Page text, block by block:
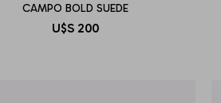
CAMPO BOLD SUEDE
U$S 200